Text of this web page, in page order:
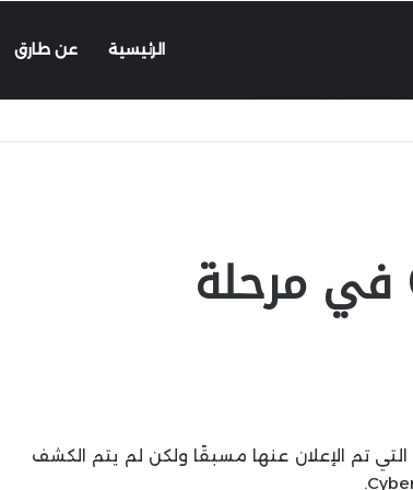
الرئيسية عن طارق
تكملة Cyberpunk 2077 في مرحلة
تحديثًا بشأن تكملة Cyberpunk 2077 التي تم الإعلان عنها مسبقًا ولكن لم يتم الكشف